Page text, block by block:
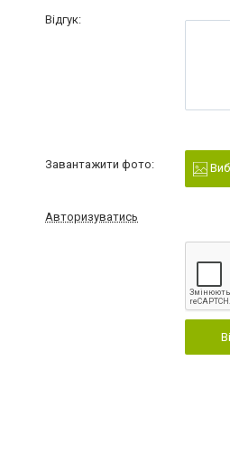
Відгук:
Завантажити фото:
Авторизуватись